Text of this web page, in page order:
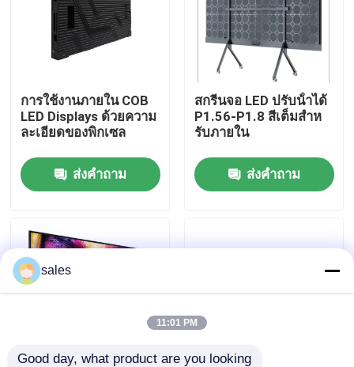
รายการ VR
เกี่ยวกับเรา
ทัวร์โรงงาน
การควบคุมคุณภาพ
ข่าว
จอแสดงผล LED สีเต็มรูปแบบกลางแจ้ง
การใช้งานภายใน COB
LED Displays ด้วยความ
ละเอียดของพิกเซล
ส่งคำถาม
สกรีนจอ LED ปรับน้ําได้
P1.56-P1.8 สีเต็มสําห
รับภายใน
ส่งคำถาม
sales
11:01 PM
Good day, what product are you looking